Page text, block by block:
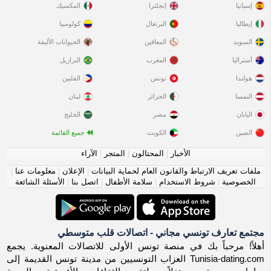
إسبانيا
إيطاليا
السويد
إنجلترا
البرتغال
المعاقين
المكسيك
كولومبيا
الحيوانات الأليفة
أستراليا
هولندا
النمسا
اليابان
الصين
المغرب
تونس
الجزائر
مصر
الكويت
البرازيل
الفلبين
لبنان
الخليج
جميع القائمة
الأخبار المحتالون المتجر
الآراء
ملفات تعريف الارتباط والقانون العام لحماية البيانات
الإعلان معلومات عنا
الخصوصية
شروط الاستخدام سلامة الأطفال اتصل بنا الأسئلة الشائعة
مجتمع تعارف تونسي مجاني - اتصالات قلب متوسطي
أهلاً! مرحباً بك في منصة تونس الأولى للاتصالات المعنوية. يجمع
Tunisia-dating.com العزاب التونسيين من مدينة تونس القديمة إلى